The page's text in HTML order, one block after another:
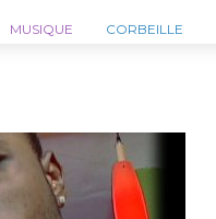
MUSIQUE CORBEILLE